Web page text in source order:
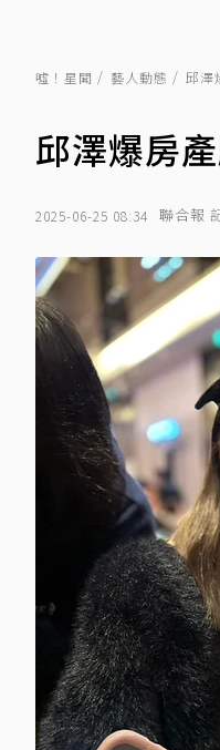
噓！星聞 藝人動態 邱澤
邱澤爆房
2025-06-25 08:34 聯合報